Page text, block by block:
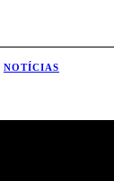
NOTÍCIAS